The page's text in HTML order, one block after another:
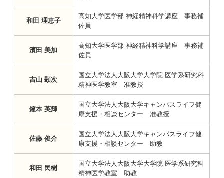
和田 理恵子
高知大学医学部 神経精神科学講座 事務補
佐員
濱田 美加
高知大学医学部 神経精神科学講座 事務補
佐員
吉山 顕次
国立大学法人大阪大学大学院 医学系研究科
精神医学教室 准教授
鐘本 英輝
国立大学法人大阪大学キャンパスライフ健
康支援・相談センター 准教授
佐藤 俊介
国立大学法人大阪大学キャンパスライフ健
康支援・相談センター 助教
和田 民樹
国立大学法人大阪大学大学院 医学系研究科
精神医学教室 助教